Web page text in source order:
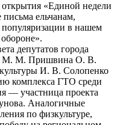
«Единой недели
ельчанам,
в нашем
депутатов города
М. М. Пришвина О. В.
И. В. Солопенко
комплекса ГТО среди
— участница проекта
Аналогичные
по физкультуре,